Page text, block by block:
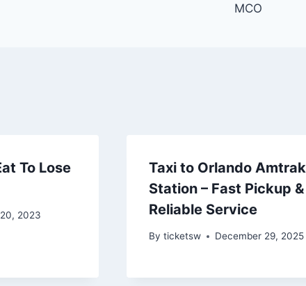
MCO
To Lose
2023
Taxi to Orlando Amtrak
Station – Fast Pickup &
Reliable Service
By ticketsw December 29, 2025